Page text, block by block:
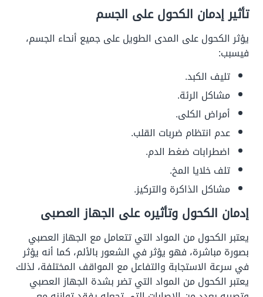
تأثير إدمان الكحول على الجسم
يؤثر الكحول على المدى الطويل على جميع أنحاء الجسم،
فيسبب:
تليف الكبد.
مشاكل الرئة.
أمراض الكلى.
عدم انتظام ضربات القلب.
اضطرابات ضغط الدم.
تلف خلايا المخ.
مشاكل الذاكرة والتركيز.
إدمان الكحول وتأثيره على الجهاز العصبى
يعتبر الكحول من المواد التي تتعامل مع الجهاز العصبي
بصورة مباشرة، فهو يؤثر في الشعور بالألم، كما أنه يؤثر
في سرعة الاستجابة والتفاعل مع المواقف المختلفة، لذلك
يعتبر الكحول من المواد التي تضر بشدة الجهاز العصبي